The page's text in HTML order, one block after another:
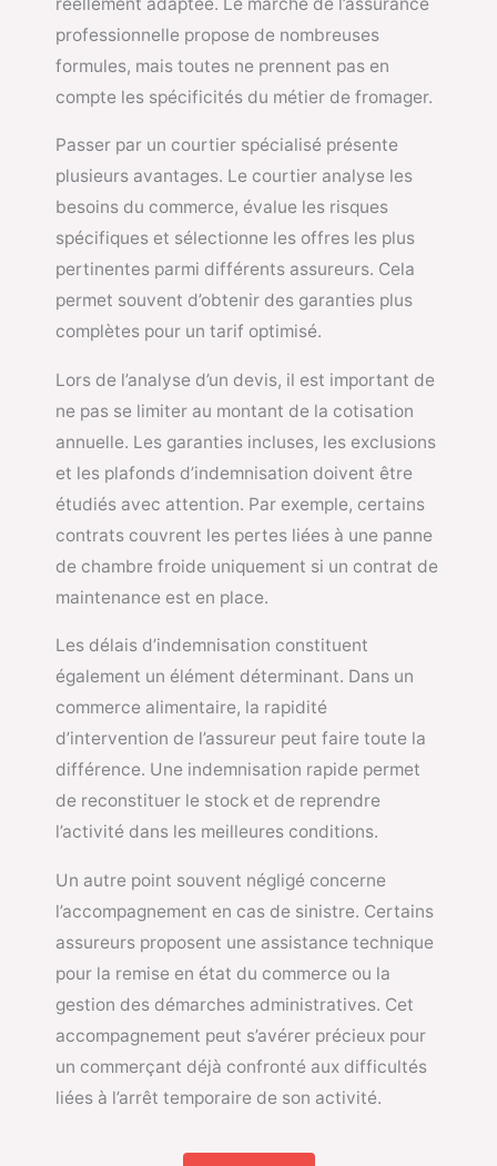
professionnelle propose de nombreuses
formules, mais toutes ne prennent pas en
compte les spécificités du métier de fromager.
Passer par un courtier spécialisé présente
plusieurs avantages. Le courtier analyse les
besoins du commerce, évalue les risques
spécifiques et sélectionne les offres les plus
pertinentes parmi différents assureurs. Cela
permet souvent d’obtenir des garanties plus
complètes pour un tarif optimisé.
Lors de l’analyse d’un devis, il est important de
ne pas se limiter au montant de la cotisation
annuelle. Les garanties incluses, les exclusions
et les plafonds d’indemnisation doivent être
étudiés avec attention. Par exemple, certains
contrats couvrent les pertes liées à une panne
de chambre froide uniquement si un contrat de
maintenance est en place.
Les délais d’indemnisation constituent
également un élément déterminant. Dans un
commerce alimentaire, la rapidité
d’intervention de l’assureur peut faire toute la
différence. Une indemnisation rapide permet
de reconstituer le stock et de reprendre
l’activité dans les meilleures conditions.
Un autre point souvent négligé concerne
l’accompagnement en cas de sinistre. Certains
assureurs proposent une assistance technique
pour la remise en état du commerce ou la
gestion des démarches administratives. Cet
accompagnement peut s’avérer précieux pour
un commerçant déjà confronté aux difficultés
liées à l’arrêt temporaire de son activité.